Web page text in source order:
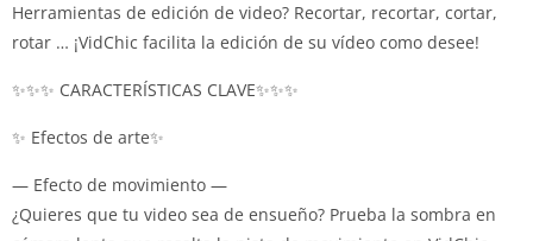
Herramientas de edición de video? Recortar, recortar, cortar,
rotar … ¡VidChic facilita la edición de su vídeo como desee!
✨✨✨ CARACTERÍSTICAS CLAVE✨✨✨
✨ Efectos de arte✨
— Efecto de movimiento —
¿Quieres que tu video sea de ensueño? Prueba la sombra en